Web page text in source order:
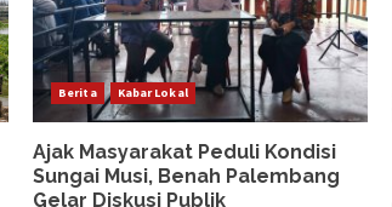
Berita Kabar Lokal
Ajak Masyarakat Peduli Kondisi
Sungai Musi, Benah Palembang
Gelar Diskusi Publik